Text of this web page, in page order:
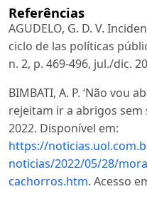
Referências
AGUDELO, G. D. V.
ciclo de las políticas
n. 2, p. 469-496, jul./dic.
BIMBATI, A. P. ‘Não vou
rejeitam ir a abrigos sem
2022. Disponível em:
https://
noticias/2022/05/28/
cachorros.htm. Acesso